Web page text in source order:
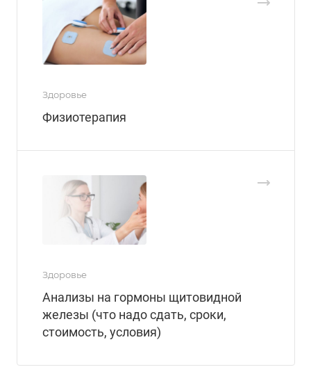
Здоровье
Физиотерапия
Здоровье
Анализы на гормоны щитовидной
железы (что надо сдать, сроки,
стоимость, условия)